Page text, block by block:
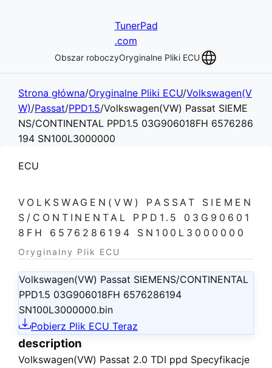
TunerPad
.com
Obszar roboczyOryginalne Pliki ECU
Strona główna/Oryginalne Pliki ECU/Volkswagen(V
W)/Passat/PPD1.5/Volkswagen(VW) Passat SIEME
NS/CONTINENTAL PPD1.5 03G906018FH 6576286
194 SN100L3000000
ECU
VOLKSWAGEN(VW) PASSAT SIEMEN
S/CONTINENTAL PPD1.5 03G90601
8FH 6576286194 SN100L3000000
Oryginalny Plik ECU
Volkswagen(VW) Passat SIEMENS/CONTINENTAL
PPD1.5 03G906018FH 6576286194
SN100L3000000.bin
Pobierz Plik ECU Teraz
description
Volkswagen(VW) Passat 2.0 TDI ppd Specyfikacje